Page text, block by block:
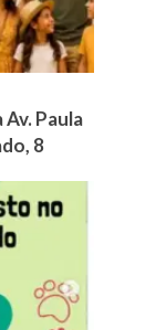
Paula
8